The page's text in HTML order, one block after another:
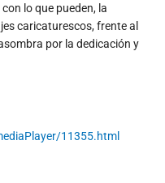
lo que pueden, la
caricaturescos, frente al
por la dedicación y
11355.html